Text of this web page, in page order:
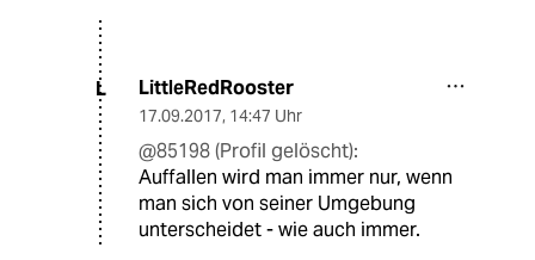
L LittleRedRooster
17.09.2017, 14:47 Uhr
@85198 (Profil gelöscht):
Auffallen wird man immer nur, wenn
man sich von seiner Umgebung
unterscheidet - wie auch immer.